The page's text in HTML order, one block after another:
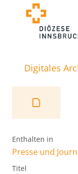
Digitales
Enthalten in
Presse und
Titel